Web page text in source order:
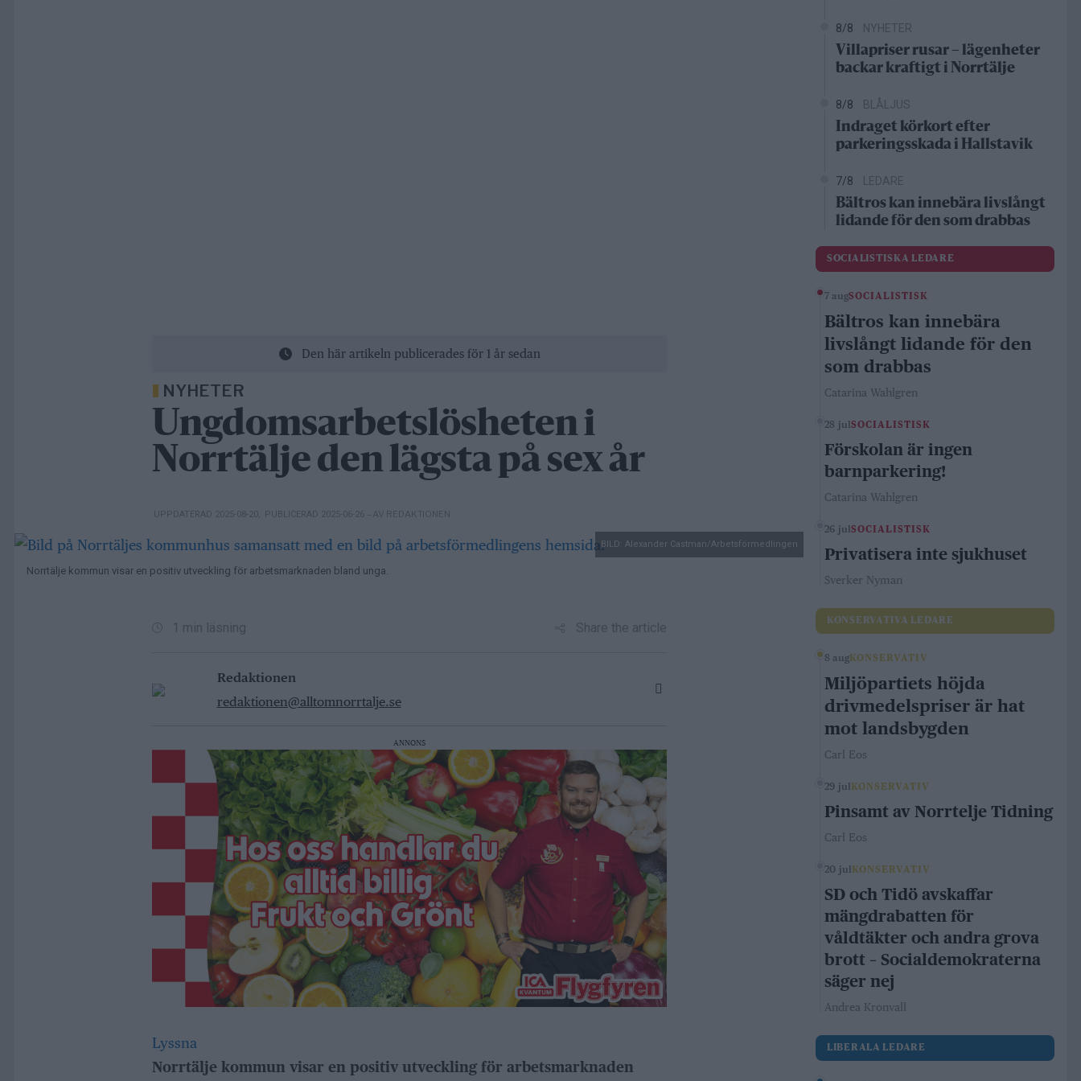
Den här artikeln publicerades för 1 år sedan
NYHETER
Ungdomsarbetslösheten i
Norrtälje den lägsta på sex år
UPPDATERAD 2025-08-20 , PUBLICERAD 2025-06-26 – AV REDAKTIONEN
BILD: Alexander Castman/Arbetsförmedlingen
Norrtälje kommun visar en positiv utveckling för arbetsmarknaden bland unga.
1 min läsning Share the article
Redaktionen
redaktionen@alltomnorrtalje.se
ANNONS
Lyssna
Norrtälje kommun visar en positiv utveckling för arbetsmarknaden
8/8 NYHETER
Villapriser rusar – lägenheter
backar kraftigt i Norrtälje
8/8 BLÅLJUS
Indraget körkort efter
parkeringsskada i Hallstavik
7/8 LEDARE
Bältros kan innebära livslångt
lidande för den som drabbas
SOCIALISTISKA LEDARE
7 augSOCIALISTISK
Bältros kan innebära
livslångt lidande för den
som drabbas
Catarina Wahlgren
28 julSOCIALISTISK
Förskolan är ingen
barnparkering!
Catarina Wahlgren
26 julSOCIALISTISK
Privatisera inte sjukhuset
Sverker Nyman
KONSERVATIVA LEDARE
8 aug KONSERVATIV
Miljöpartiets höjda
drivmedelspriser är hat
mot landsbygden
Carl Eos
29 jul KONSERVATIV
Pinsamt av Norrtelje Tidning
Carl Eos
20 jul KONSERVATIV
SD och Tidö avskaffar
mängdrabatten för
våldtäkter och andra grova
brott – Socialdemokraterna
säger nej
Andrea Kronvall
LIBERALA LEDARE